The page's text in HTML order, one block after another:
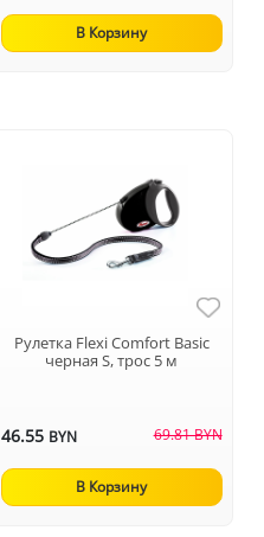
В Корзину
Рулетка Flexi Comfort Basic
черная S, трос 5 м
46.55 BYN 69.81 BYN
В Корзину